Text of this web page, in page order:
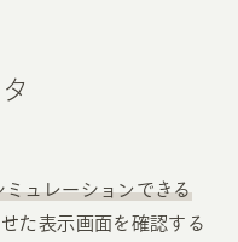
ミュレーションできる
た表示画面を確認する